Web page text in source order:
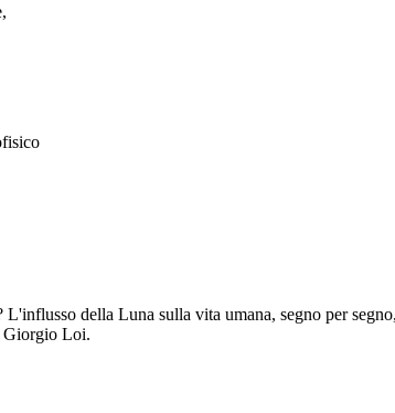
L'influsso della Luna sulla vita umana, segno per
Giorgio Loi.